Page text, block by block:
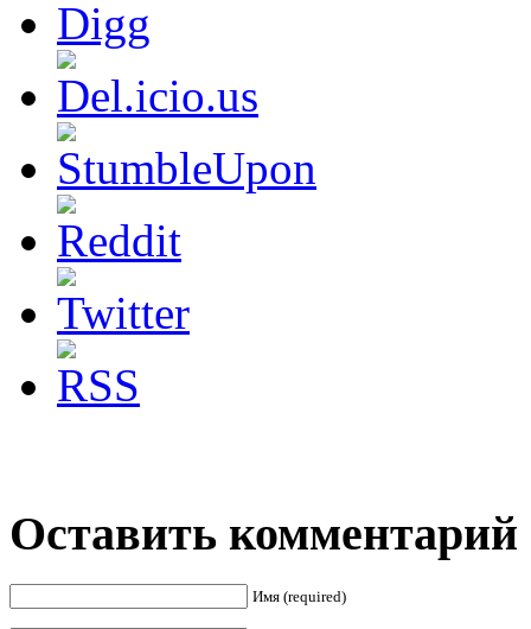
Оставить комментарий
Имя (required)